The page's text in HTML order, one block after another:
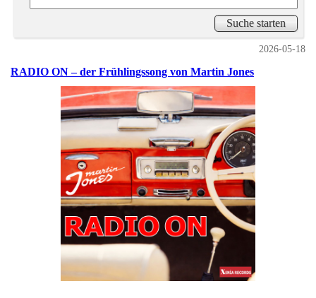
2026-05-18
RADIO ON – der Frühlingssong von Martin Jones